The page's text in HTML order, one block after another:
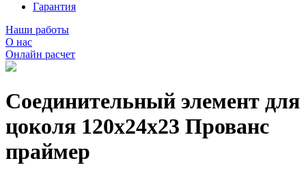
Гарантия
Наши работы
О нас
Онлайн расчет
Соединительный элемент для
цоколя 120х24х23 Прованс
праймер